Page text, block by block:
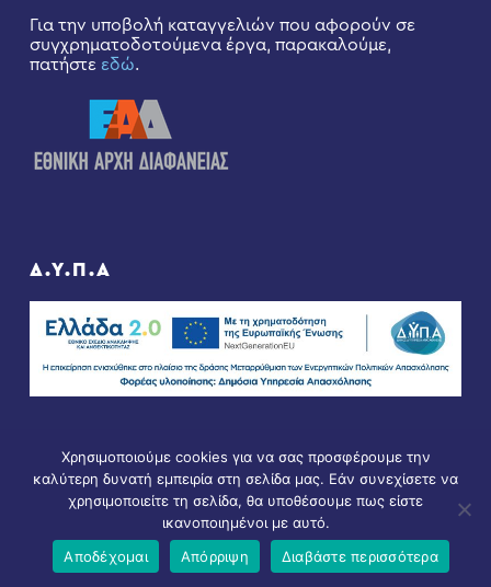
Για την υποβολή καταγγελιών που αφορούν σε
συγχρηματοδοτούμενα έργα, παρακαλούμε,
πατήστε εδώ.
Δ.Υ.Π.Α
© Copyright 2021 - All Rights Reserved. D & D by
Χρησιμοποιούμε cookies για να σας προσφέρουμε την
καλύτερη δυνατή εμπειρία στη σελίδα μας. Εάν συνεχίσετε να
χρησιμοποιείτε τη σελίδα, θα υποθέσουμε πως είστε
ικανοποιημένοι με αυτό.
Αποδέχομαι
Απόρριψη Διαβάστε περισσότερα